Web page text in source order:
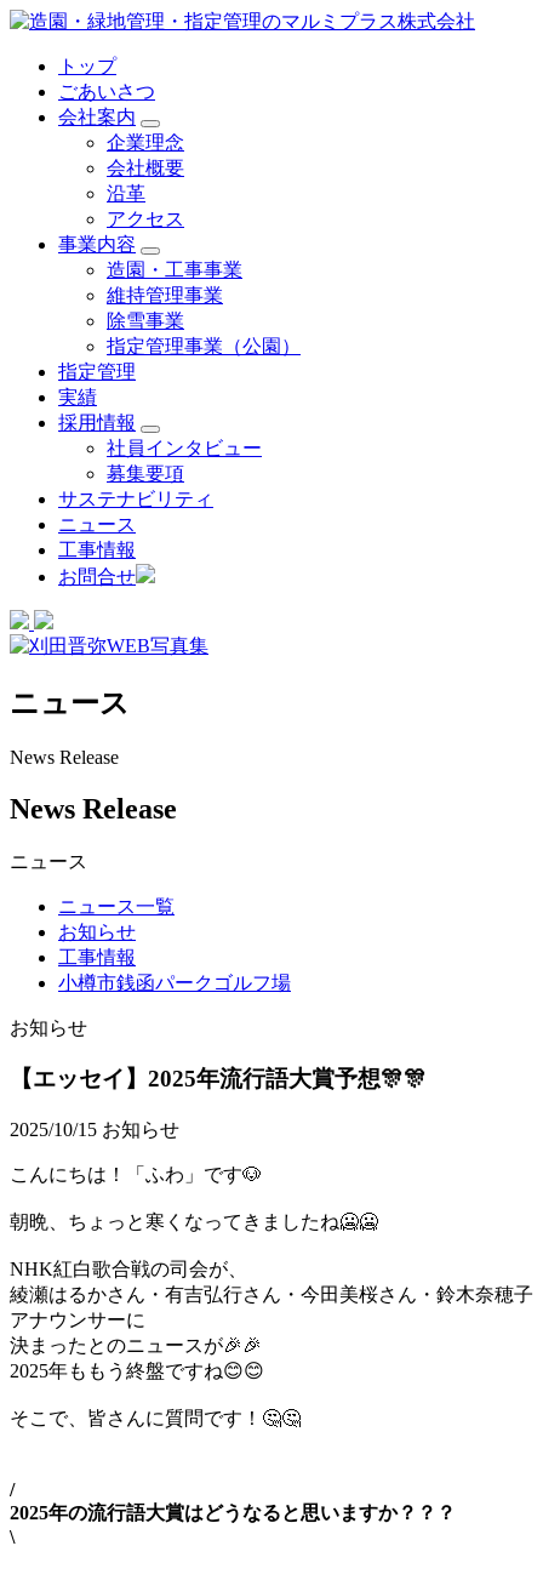
トップ
ごあいさつ
会社案内
企業理念
会社概要
沿革
アクセス
事業内容
造園・工事事業
維持管理事業
除雪事業
指定管理事業（公園）
指定管理
実績
採用情報
社員インタビュー
募集要項
サステナビリティ
ニュース
工事情報
お問合せ
ニュース
News Release
News Release
ニュース
ニュース一覧
お知らせ
工事情報
小樽市銭函パークゴルフ場
お知らせ
【エッセイ】2025年流行語大賞予想🎊🎊
2025/10/15 お知らせ
こんにちは！「ふわ」です🐶
朝晩、ちょっと寒くなってきましたね🥶🥶
NHK紅白歌合戦の司会が、
綾瀬はるかさん・有吉弘行さん・今田美桜さん・鈴木奈穂子
アナウンサーに
決まったとのニュースが🎉🎉
2025年ももう終盤ですね😊😊
そこで、皆さんに質問です！🤔🤔
/
2025年の流行語大賞はどうなると思いますか？？？
\